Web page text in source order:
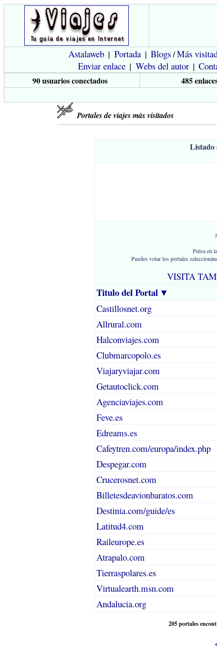
Astalaweb| Portada| Blogs /Más
Enviar enlace
Webs del autor|
90 usuarios conectados 485
Portales de viajes más visitados
Listado
Pulsa en
Puedes votar los portales
VISITA
Titulo del Portal ▼
Castillosnet.org
Allrural.com
Halconviajes.com
Clubmarcopolo.es
Viajaryviajar.com
Getautoclick.com
Agenciaviajes.com
Feve.es
Edreams.es
Cafeytren.com/europa/index.php
Despegar.com
Crucerosnet.com
Billetesdeavionbaratos.com
Destinia.com/guide/es
Latitud4.com
Raileurope.es
Atrapalo.com
Tierraspolares.es
Virtualearth.msn.com
Andalucia.org
205 portales